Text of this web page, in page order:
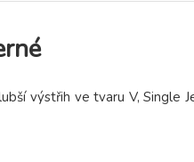
výstřih ve tvaru V, Single